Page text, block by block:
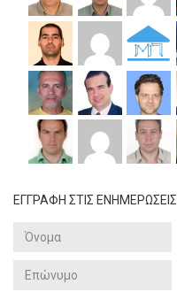
ΕΓΓΡΑΦΗ ΣΤΙΣ ΕΝΗΜΕΡΩΣΕΙΣ.